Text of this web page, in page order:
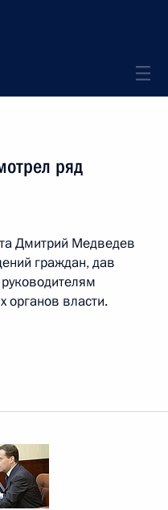
ряд
Дмитрий Медведев
граждан, дав
органов власти.